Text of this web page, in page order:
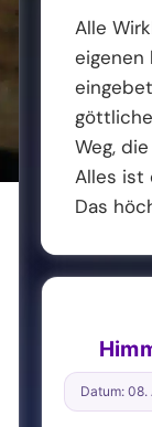
Alle
eigenen
Weg,
Alles ist
Das
Datum: